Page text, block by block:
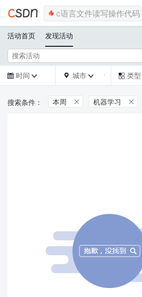
活动首页 发现活动
 时间   城市   类型
本周  机器学习 